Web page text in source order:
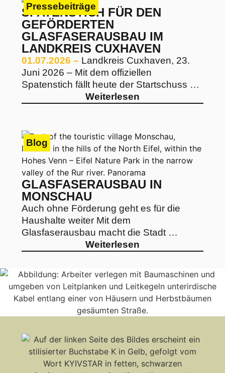
Pressebeiträge
SPATENSTICH FÜR DEN
GEFÖRDERTEN
GLASFASERAUSBAU IM
LANDKREIS CUXHAVEN
01.07.2026 – Landkreis Cuxhaven, 23.
Juni 2026 – Mit dem offiziellen
Spatenstich fällt heute der Startschuss …
Weiterlesen
Blog
GLASFASERAUSBAU IN
MONSCHAU
Auch ohne Förderung geht es für die
Haushalte weiter Mit dem
Glasfaserausbau macht die Stadt …
Weiterlesen